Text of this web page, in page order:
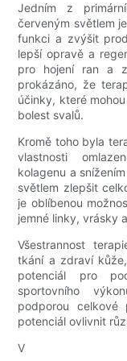
Jedním z
červeným světlem
funkci a zvýšit
lepší opravě a
pro hojení ran a
prokázáno, že
účinky, které
bolest svalů.
Kromě toho byla
vlastnosti
kolagenu a
světlem zlepšit
je oblíbenou
jemné linky, vrásky
Všestrannost
tkání a zdraví
potenciál pro
sportovního
podporou celkové
potenciál ovlivnit
V